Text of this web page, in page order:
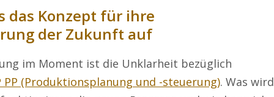
das Konzept für ihre
der Zukunft auf
im Moment ist die Unklarheit bezüglich
PP (Produktionsplanung und -steuerung). Was wird